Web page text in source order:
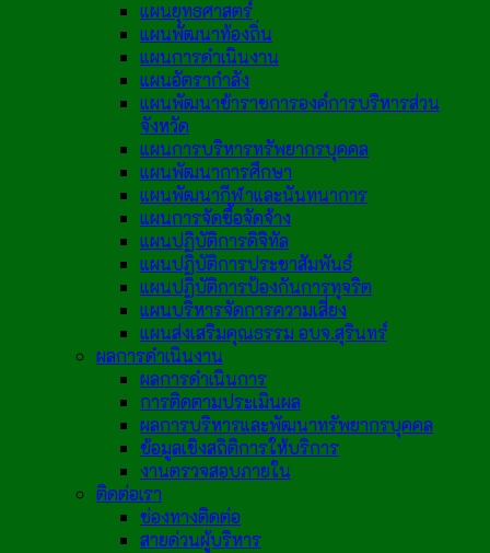
แผนยุทธศาสตร์
แผนพัฒนาท้องถิ่น
แผนการดำเนินงาน
แผนอัตรากำลัง
แผนพัฒนาข้าราชการองค์การบริหารส่วน
จังหวัด
แผนการบริหารทรัพยากรบุคคล
แผนพัฒนาการศึกษา
แผนพัฒนากีฬาและนันทนาการ
แผนการจัดซื้อจัดจ้าง
แผนปฏิบัติการดิจิทัล
แผนปฏิบัติการประชาสัมพันธ์
แผนปฏิบัติการป้องกันการทุจริต
แผนบริหารจัดการความเสี่ยง
แผนส่งเสริมคุณธรรม อบจ.สุรินทร์
ผลการดำเนินงาน
ผลการดำเนินการ
การติดตามประเมินผล
ผลการบริหารและพัฒนาทรัพยากรบุคคล
ข้อมูลเชิงสถิติการให้บริการ
งานตรวจสอบภายใน
ติดต่อเรา
ช่องทางติดต่อ
สายด่วนผู้บริหาร